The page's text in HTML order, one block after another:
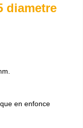
diametre
en enfonce